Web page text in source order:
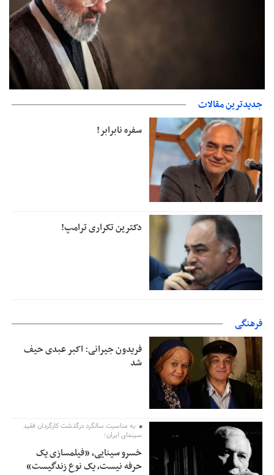
دفتر رهبر انقلاب: مطالب خارج از مراجع رسمی فاقد سندیت است
جدیدترین مقالات
سفره نابرابر!
دکترین تکراری ترامپ!
فرهنگی
فریدون جیرانی: اکبر عبدی حیف
شد
به مناسبت سالگرد درگذشت کارگردان فقید
سینمای ایران؛
خسرو سینایی، «فیلمسازی یک
حرفه نیست، یک نوع زندگیست»